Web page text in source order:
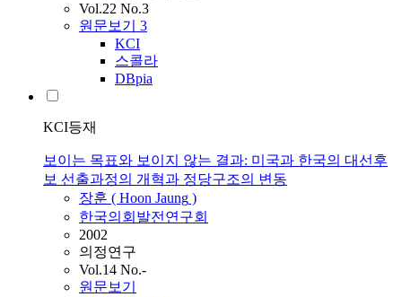
Vol.22 No.3
원문보기 3
KCI
스콜라
DBpia
KCI등재
보이는 목표와 보이지 않는 결과: 미국과 한국의 대선후
보 선출과정의 개혁과 정당구조의 변동
장훈 ( Hoon Jaung )
한국의회발전연구회
2002
의정연구
Vol.14 No.-
원문보기